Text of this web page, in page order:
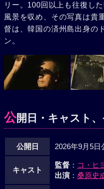
り、現在進行形の記録史で
リー。100回以上も往復し
風景を収め、その写真は貴
督は、韓国の済州島出身の
ン。
公開日・キャスト
公開日 2026年9月5日
キャスト
監督： コ・ヒ
出演： 桑原史